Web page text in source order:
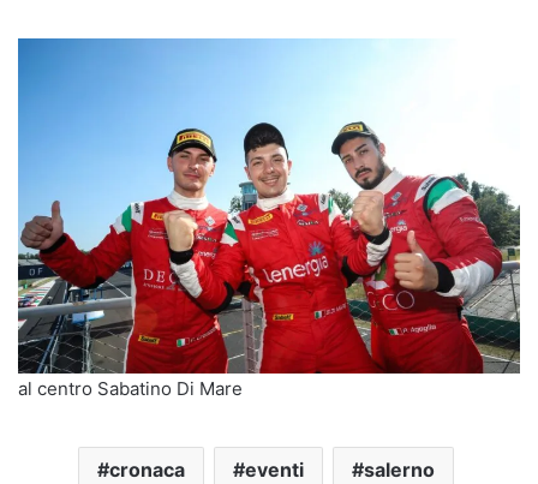
al centro Sabatino Di Mare
cronaca eventi salerno